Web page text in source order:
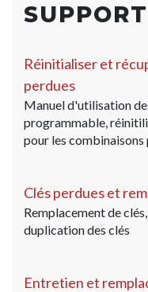
Réinitialiser et
perdues
Manuel d'utilisation
programmable,
pour les combinaisons
Clés perdues et
Remplacement de
duplication des clés
Entretien et